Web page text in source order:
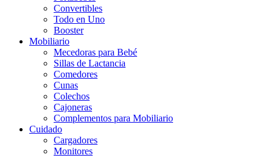
Convertibles
Todo en Uno
Booster
Mobiliario
Mecedoras para Bebé
Sillas de Lactancia
Comedores
Cunas
Colechos
Cajoneras
Complementos para Mobiliario
Cuidado
Cargadores
Monitores